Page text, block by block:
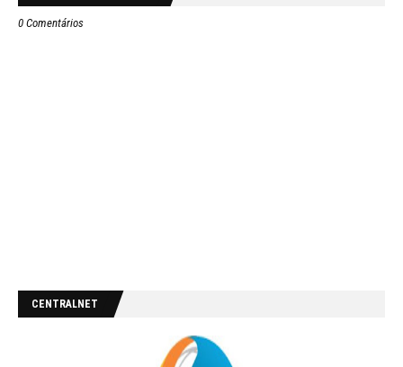
0 Comentários
CENTRALNET